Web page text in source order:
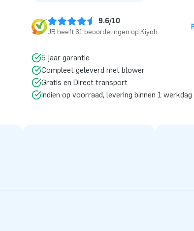
9.6/10
JB heeft 61 beoordelingen op Kiyoh
5 jaar garantie
Compleet geleverd met blower
Gratis en Direct transport
Indien op voorraad, levering binnen 1 werkdag